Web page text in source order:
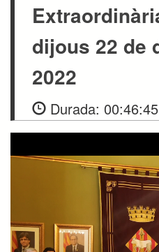
dijous 22 de
2022
Durada: 00:46:45